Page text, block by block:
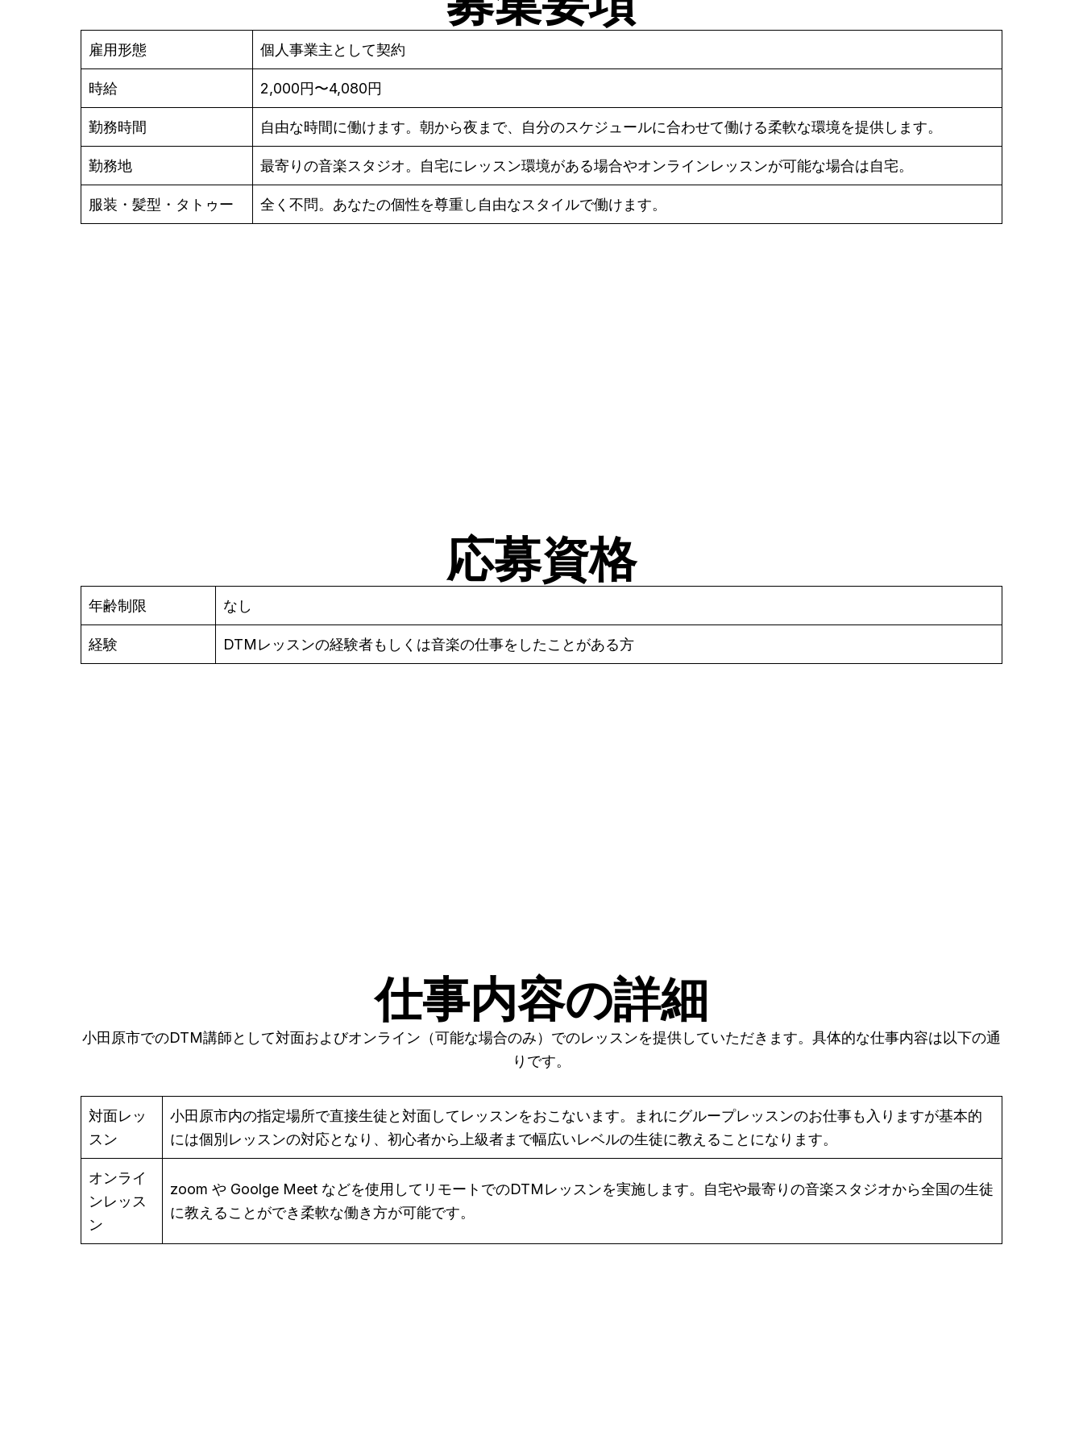
雇用形態 個人事業主として契約
時給 2,000円〜4,080円
勤務時間 自由な時間に働けます。朝から夜まで、自分のスケジュールに合わせて働ける柔軟な環境を提供します。
勤務地 最寄りの音楽スタジオ。自宅にレッスン環境がある場合やオンラインレッスンが可能な場合は自宅。
服装・髪型・タトゥー 全く不問。あなたの個性を尊重し自由なスタイルで働けます。
応募資格
年齢制限 なし
経験 DTMレッスンの経験者もしくは音楽の仕事をしたことがある方
仕事内容の詳細
小田原市でのDTM講師として対面およびオンライン（可能な場合のみ）でのレッスンを提供していただきます。具体的な仕事内容は以下の通
りです。
対面レッ
スン
小田原市内の指定場所で直接生徒と対面してレッスンをおこないます。まれにグループレッスンのお仕事も入りますが基本的
には個別レッスンの対応となり、初心者から上級者まで幅広いレベルの生徒に教えることになります。
オンライ
ンレッス
ン
zoom や Goolge Meet などを使用してリモートでのDTMレッスンを実施します。自宅や最寄りの音楽スタジオから全国の生徒
に教えることができ柔軟な働き方が可能です。